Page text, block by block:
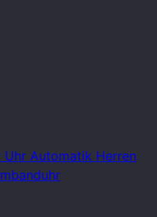
Uhr Automatik Herren